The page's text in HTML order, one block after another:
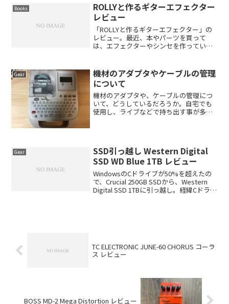
Books
ROLLYと作るギターエフェクター
レビュー
「ROLLYと作るギターエフェクター」の
レビュー。最近、本やパーツを買って
は、エフェクターやシンセを作ってい
きないので、とにかく数作る事を目標
に、色々試行錯誤している。...
Gear
機材のアダプタやケーブルの管理
について
機材のアダプタや、ケーブルの管理につ
いて、どうしているだろうか。自宅でも
使用し、ライブなどで持ち出す事が多い
Gear
SSD引っ越し Western Digital
SSD WD Blue 1TB レビュー
WindowsのCドライブが50%を超えたの
で、Crucial 250GB SSDから、Western
Digital SSD 1TBに引っ越し。経緯Cドライ
TC ELECTRONIC JUNE-60 CHORUS コーラ
ス レビュー
BOSS MD-2 Mega Distortion レビュー